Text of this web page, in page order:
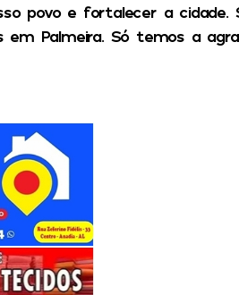
povo e fortalecer a cidade.
em Palmeira. Só temos a